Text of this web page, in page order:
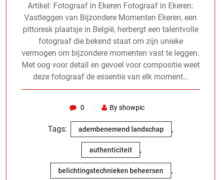
Artikel: Fotograaf in Ekeren Fotograaf in Ekeren:
Vastleggen van Bijzondere Momenten Ekeren, een
pittoresk plaatsje in België, herbergt een talentvolle
fotograaf die bekend staat om zijn unieke
vermogen om bijzondere momenten vast te leggen.
Met oog voor detail en gevoel voor compositie weet
deze fotograaf de essentie van elk moment…
0 By showpic
Tags: adembenemend landschap ,
authenticiteit ,
belichtingstechnieken beheersen ,